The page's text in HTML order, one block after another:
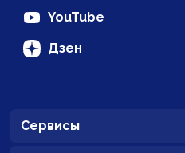
YouTube
Дзен
Сервисы